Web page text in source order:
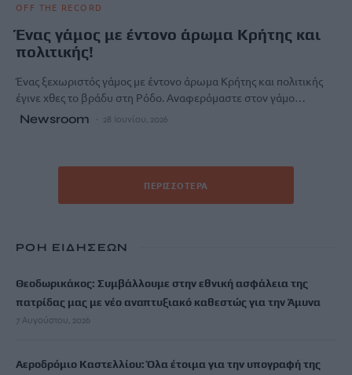
OFF THE RECORD
Ένας γάμος με έντονο άρωμα Κρήτης και
πολιτικής!
Ένας ξεχωριστός γάμος με έντονο άρωμα Κρήτης και πολιτικής
έγινε χθες το βράδυ στη Ρόδο. Αναφερόμαστε στον γάμο…
Newsroom 28 Ιουνίου, 2026
ΠΕΡΙΣΣΌΤΕΡΑ
ΡΟΗ ΕΙΔΗΣΕΩΝ
Θεοδωρικάκος: Συμβάλλουμε στην εθνική ασφάλεια της
πατρίδας μας με νέο αναπτυξιακό καθεστώς για την Άμυνα
7 Αυγούστου, 2026
Αεροδρόμιο Καστελλίου: Όλα έτοιμα για την υπογραφή της